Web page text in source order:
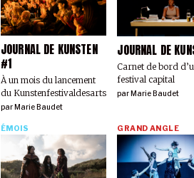
JOURNAL DE KUNSTEN
#1
À un mois du lancement
du Kunstenfestivaldesarts
parMarie Baudet
JOURNAL DE
Carnet de bord
festival capital
par Marie Baudet
ÉMOIS GRAND ANGLE